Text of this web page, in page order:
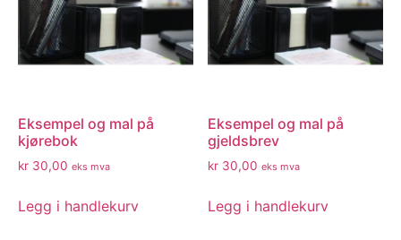
Eksempel og mal på
kjørebok
kr 30,00 eks mva
Legg i handlekurv
Eksempel og mal på
gjeldsbrev
kr 30,00 eks mva
Legg i handlekurv